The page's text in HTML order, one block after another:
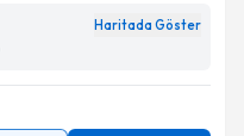
Haritada Göster